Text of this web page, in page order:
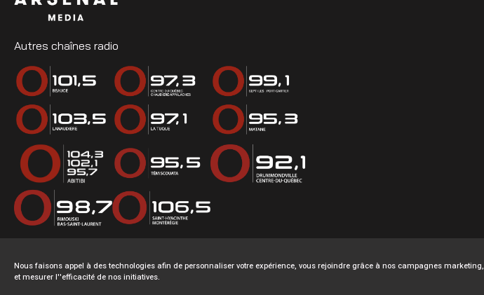
Autres chaînes radio
Nous faisons appel à des technologies afin de personnaliser votre expérience, vous rejoindre grâce à nos campagnes marketing,
et mesurer l''efficacité de nos initiatives.